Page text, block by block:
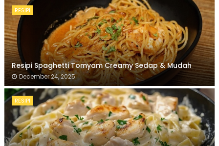
RESIPI
Resipi Spaghetti Tomyam Creamy Sedap & Mudah
December 24, 2025
RESIPI